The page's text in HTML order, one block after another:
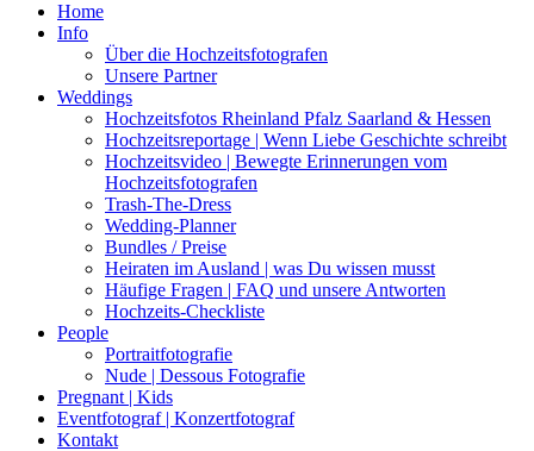
Home
Info
Über die Hochzeitsfotografen
Unsere Partner
Weddings
Hochzeitsfotos Rheinland Pfalz Saarland & Hessen
Hochzeitsreportage | Wenn Liebe Geschichte schreibt
Hochzeitsvideo | Bewegte Erinnerungen vom
Hochzeitsfotografen
Trash-The-Dress
Wedding-Planner
Bundles / Preise
Heiraten im Ausland | was Du wissen musst
Häufige Fragen | FAQ und unsere Antworten
Hochzeits-Checkliste
People
Portraitfotografie
Nude | Dessous Fotografie
Pregnant | Kids
Eventfotograf | Konzertfotograf
Kontakt